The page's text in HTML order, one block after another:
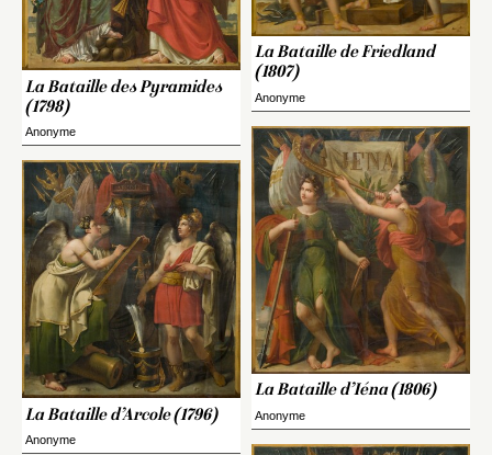
La Bataille des Pyramides
(1798)
Anonyme
La Bataille d’Arcole (1796)
Anonyme
La Bataille de Friedland
(1807)
Anonyme
La Bataille d’Iéna (1806)
Anonyme